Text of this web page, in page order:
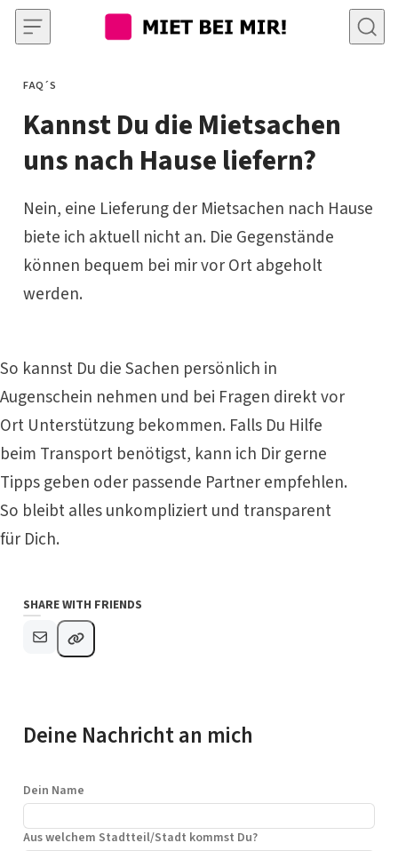
Skip to content
CATEGORY
FAQ´S
Kannst Du die Mietsachen
uns nach Hause liefern?
Nein, eine Lieferung der Mietsachen nach Hause
biete ich aktuell nicht an. Die Gegenstände
können bequem bei mir vor Ort abgeholt
werden.
So kannst Du die Sachen persönlich in
Augenschein nehmen und bei Fragen direkt vor
Ort Unterstützung bekommen. Falls Du Hilfe
beim Transport benötigst, kann ich Dir gerne
Tipps geben oder passende Partner empfehlen.
So bleibt alles unkompliziert und transparent
für Dich.
SHARE WITH FRIENDS
Deine Nachricht an mich
Dein Name
Aus welchem Stadtteil/Stadt kommst Du?
A
l
e
r
n
a